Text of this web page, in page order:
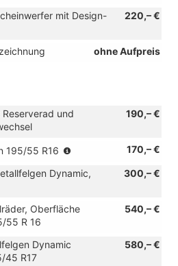
220,– €
mit Design-
ohne Aufpreis
190,– €
und
170,– €
195/55 R16
Verbindung
17-
Leichtmetallfelgen
300,– €
Dynamic,
540,– €
Oberfläche
55 R 16
580,– €
Dynamic
45 R17